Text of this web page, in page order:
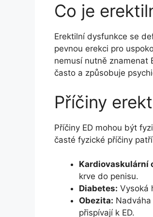
Co je
Erektilní dysfunkce se
pevnou erekci pro
nemusí nutně znamenat
často a způsobuje
Příčiny
Příčiny ED mohou být
časté fyzické příčiny
Kardiovaskulární
krve do penisu.
Diabetes: Vysoká
Obezita:
přispívají k ED.